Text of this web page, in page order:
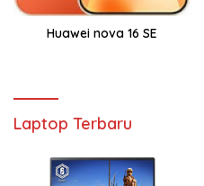
Huawei nova 16 SE
Laptop Terbaru